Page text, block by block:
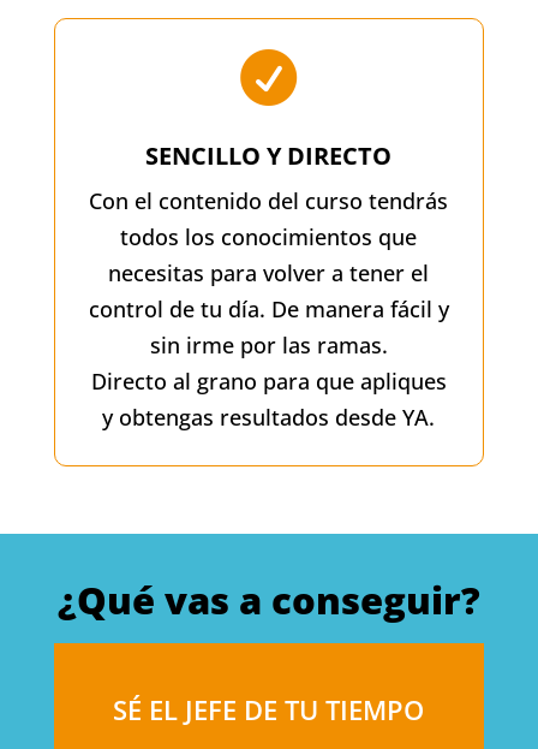

SENCILLO Y DIRECTO
Con el contenido del curso tendrás
todos los conocimientos que
necesitas para volver a tener el
control de tu día. De manera fácil y
sin irme por las ramas.
Directo al grano para que apliques
y obtengas resultados desde YA.
¿Qué vas a conseguir?
SÉ EL JEFE DE TU TIEMPO